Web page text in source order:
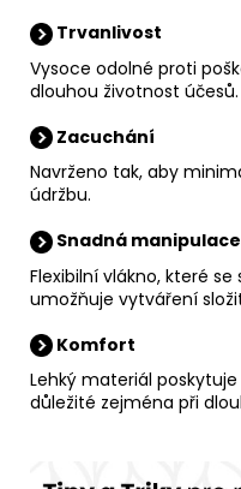
Trvanlivost
Vysoce odolné proti
dlouhou životnost účesů.
Zacuchání
Navrženo tak, aby
údržbu.
Snadná manipulace
Flexibilní vlákno, které
umožňuje vytváření
Komfort
Lehký materiál
důležité zejména při